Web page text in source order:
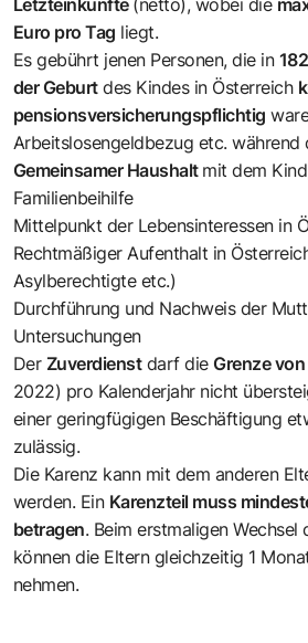
Euro pro Tag liegt.
Es gebührt jenen Personen, die in
der Geburt des Kindes in Österreich
pensionsversicherungspflichtig
Arbeitslosengeldbezug etc. während
Gemeinsamer Haushalt mit dem
Familienbeihilfe
Mittelpunkt der Lebensinteressen in
Rechtmäßiger Aufenthalt in
Asylberechtigte etc.)
Durchführung und Nachweis der
Untersuchungen
Der Zuverdienstdarf dieGrenze
2022) pro Kalenderjahr nicht
einer geringfügigen Beschäftigung
zulässig.
Die Karenz kann mit dem anderen
werden. Ein Karenzteil muss
betragen. Beim erstmaligen
können die Eltern gleichzeitig 1
nehmen.